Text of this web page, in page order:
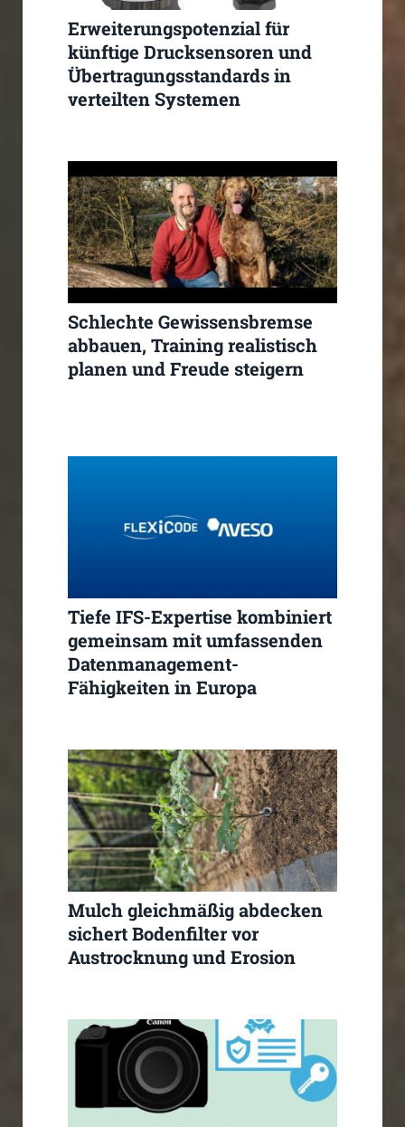
Erweiterungspotenzial für
künftige Drucksensoren und
Übertragungsstandards in
verteilten Systemen
Schlechte Gewissensbremse
abbauen, Training realistisch
planen und Freude steigern
Tiefe IFS-Expertise kombiniert
gemeinsam mit umfassenden
Datenmanagement-
Fähigkeiten in Europa
Mulch gleichmäßig abdecken
sichert Bodenfilter vor
Austrocknung und Erosion